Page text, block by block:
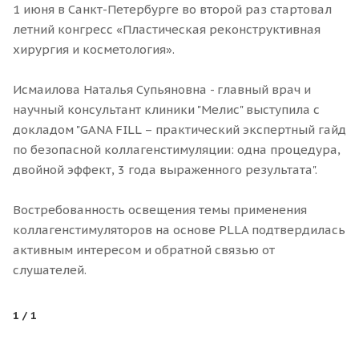
1 июня в Санкт-Петербурге во второй раз стартовал
летний конгресс «Пластическая реконструктивная
хирургия и косметология».
Исмаилова Наталья Супьяновна - главный врач и
научный консультант клиники "Мелис" выступила с
докладом "GANA FILL – практический экспертный гайд
по безопасной коллагенстимуляции: одна процедура,
двойной эффект, 3 года выраженного результата".
Востребованность освещения темы применения
коллагенстимуляторов на основе PLLA подтвердилась
активным интересом и обратной связью от
слушателей.
1 / 1